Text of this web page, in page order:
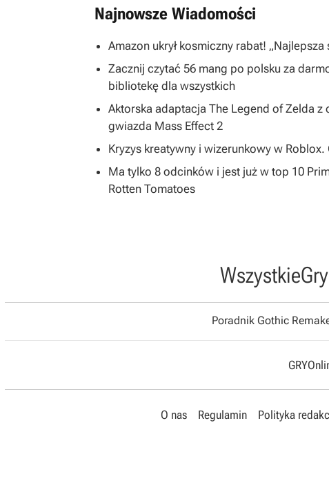
Najnowsze Wiadomości
Amazon ukrył kosmiczny rabat!
Zacznij czytać 56 mang po polsku za
bibliotekę dla wszystkich
Aktorska adaptacja The Legend of Zelda
gwiazda Mass Effect 2
Kryzys kreatywny i wizerunkowy w
Ma tylko 8 odcinków i jest już w top 10
Rotten Tomatoes
WszystkieGry
Poradnik Gothic
O nas Regulamin Polityka